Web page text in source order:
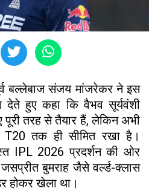
बल्लेबाज संजय मांजरेकर ने इस
देते हुए कहा कि वैभव सूर्यवंशी
तरह से तैयार हैं, लेकिन अभी
T20 तक ही सीमित रखा है।
IPL 2026 प्रदर्शन की ओर
बुमराह जैसे वर्ल्ड-क्लास
होकर खेला था।